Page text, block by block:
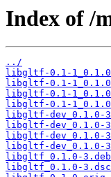
Index of /
../
libgltf-0.1-1_0.1.0-
libgltf-0.1-1_0.1.0-
libgltf-0.1-1_0.1.0-
libgltf-0.1-1_0.1.0-
libgltf-dev_0.1.0-
libgltf-dev_0.1.0-
libgltf-dev_0.1.0-
libgltf-dev_0.1.0-
libgltf_0.1.0-
libgltf_0.1.0-3.dsc